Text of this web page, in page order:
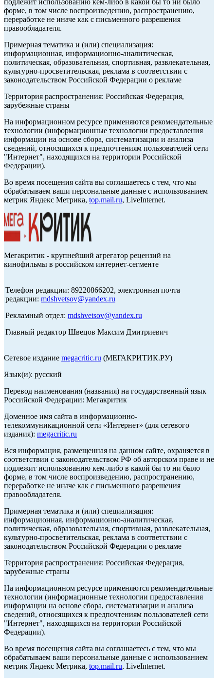
подлежит использованию кем-либо в какой бы то ни было
форме, в том числе воспроизведению, распространению,
переработке не иначе как с письменного разрешения
правообладателя.
Примерная тематика и (или) специализация:
информационная, информационно-аналитическая,
политическая, образовательная, спортивная, развлекательная,
культурно-просветительская, реклама в соответствии с
законодательством Российской Федерации о рекламе
Территория распространения: Российская Федерация,
зарубежные страны
На информационном ресурсе применяются рекомендательные
технологии (информационные технологии предоставления
информации на основе сбора, систематизации и анализа
сведений, относящихся к предпочтениям пользователей сети
"Интернет", находящихся на территории Российской
Федерации).
Во время посещения сайта вы соглашаетесь с тем, что мы
обрабатываем ваши персональные данные с использованием
метрик Яндекс Метрика, top.mail.ru, LiveInternet.
Мегакритик - крупнейший агрегатор рецензий на
кинофильмы в российском интернет-сегменте
Телефон редакции: 89220866202, электронная почта
редакции: mdshvetsov@yandex.ru
Рекламный отдел: mdshvetsov@yandex.ru
Главный редактор Швецов Максим Дмитриевич
Сетевое издание megacritic.ru (МЕГАКРИТИК.РУ)
Язык(и): русский
Перевод наименования (названия) на государственный язык
Российской Федерации: Мегакритик
Доменное имя сайта в информационно-
телекоммуникационной сети «Интернет» (для сетевого
издания): megacritic.ru
Вся информация, размещенная на данном сайте, охраняется в
соответствии с законодательством РФ об авторском праве и не
подлежит использованию кем-либо в какой бы то ни было
форме, в том числе воспроизведению, распространению,
переработке не иначе как с письменного разрешения
правообладателя.
Примерная тематика и (или) специализация:
информационная, информационно-аналитическая,
политическая, образовательная, спортивная, развлекательная,
культурно-просветительская, реклама в соответствии с
законодательством Российской Федерации о рекламе
Территория распространения: Российская Федерация,
зарубежные страны
На информационном ресурсе применяются рекомендательные
технологии (информационные технологии предоставления
информации на основе сбора, систематизации и анализа
сведений, относящихся к предпочтениям пользователей сети
"Интернет", находящихся на территории Российской
Федерации).
Во время посещения сайта вы соглашаетесь с тем, что мы
обрабатываем ваши персональные данные с использованием
метрик Яндекс Метрика, top.mail.ru, LiveInternet.